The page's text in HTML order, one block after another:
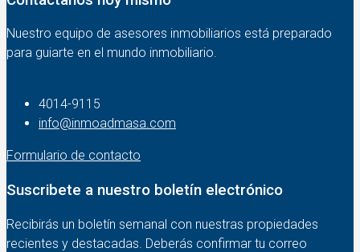
Nuestro equipo de asesores inmobiliarios está preparado
para guiarte en el mundo inmobiliario.
4014-9115‬
info@inmoadmasa.com
Formulario de contacto
Suscribete a nuestro boletín electrónico
Recibirás un boletín semanal con nuestras propiedades
recientes y destacadas. Deberás confirmar tu correo